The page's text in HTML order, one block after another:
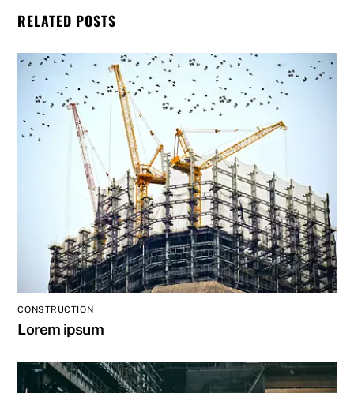
RELATED POSTS
CONSTRUCTION
Lorem ipsum